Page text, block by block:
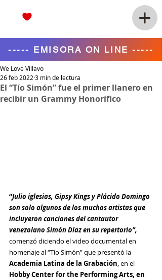
----- EMISORA ON LINE -----
El “Tío Simón” fue el primer llanero en
recibir un Grammy Honorífico
We Love Villavo
26 feb 2022 3 min de lectura
“Julio iglesias, Gipsy Kings y Plácido Domingo
son solo algunos de los muchos artistas que
incluyeron canciones del cantautor
venezolano Simón Díaz en su repertorio”,
comenzó diciendo el video documental en
homenaje al “Tío Simón” que presentó la
Academia Latina de la Grabación, en el
Hobby Center for the Performing Arts, en